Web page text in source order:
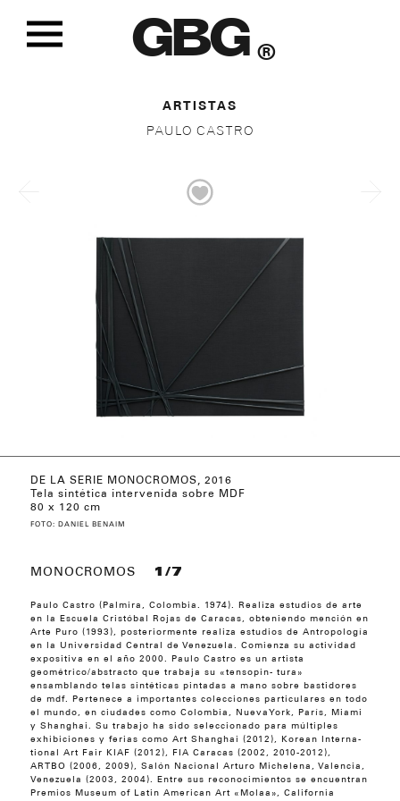
GBG ®
ARTISTAS
PAULO CASTRO
DE LA SERIE MONOCROMOS, 2016
Tela sintética intervenida sobre MDF
80 x 120 cm
FOTO: DANIEL BENAIM
DE LA SERIE MONOCROMOS, 2016
DE LA SERIE MONOCROMOS, 2016
DE LA SERIE MONOCROMOS, 2016
DE LA SERIE MONOCROMOS, 2017
DE LA SERIE MONOCROMOS, 2014
DE LA SERIE MONOCROMOS, 2014
DE LA SERIE TENSOPINTURA, 2016
DE LA SERIE TENSOPINTURA, 2016
DE LA SERIE TENSOPINTURA, 2016
DE LA SERIE TENSOPINTURA, 2017
DE LA SERIE TENSOPINTURA (BUBBLE GUM),
2017
MONOCROMOS 1/7
Paulo Castro (Palmira, Colombia. 1974). Realiza estudios de arte
en la Escuela Cristóbal Rojas de Caracas, obteniendo mención en
Arte Puro (1993), posteriormente realiza estudios de Antropología
en la Universidad Central de Venezuela. Comienza su actividad
expositiva en el año 2000. Paulo Castro es un artista
geométrico/abstracto que trabaja su «tensopin- tura»
ensamblando telas sintéticas pintadas a mano sobre bastidores
de mdf. Pertenece a importantes colecciones particulares en todo
el mundo, en ciudades como Colombia, NuevaYork, París, Miami
y Shanghai. Su trabajo ha sido seleccionado para múltiples
exhibiciones y ferias como Art Shanghai (2012), Korean Interna-
tional Art Fair KIAF (2012), FIA Caracas (2002, 2010-2012),
ARTBO (2006, 2009), Salón Nacional Arturo Michelena, Valencia,
Venezuela (2003, 2004). Entre sus reconocimientos se encuentran
Premios Museum of Latin American Art «Molaa», California